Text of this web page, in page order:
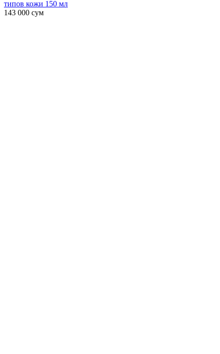
типов кожи 150 мл
143 000 сум